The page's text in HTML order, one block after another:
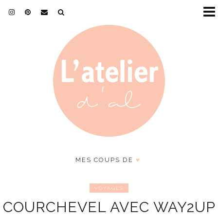
MES COUPS DE ♥
VOYAGES
COURCHEVEL AVEC WAY2UP